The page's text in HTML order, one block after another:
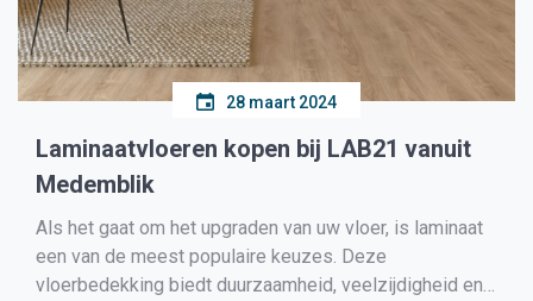
28 maart 2024
Laminaatvloeren kopen bij LAB21 vanuit
Medemblik
Als het gaat om het upgraden van uw vloer, is laminaat
een van de meest populaire keuzes. Deze
vloerbedekking biedt duurzaamheid, veelzijdigheid en